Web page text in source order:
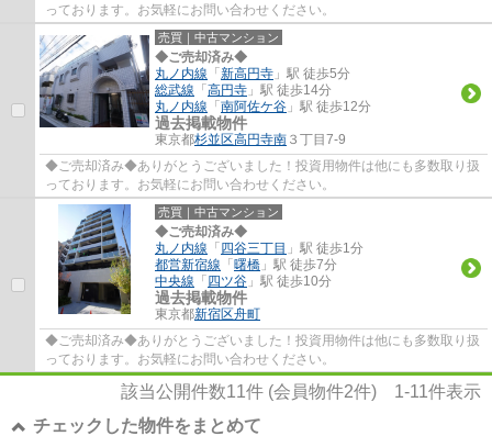
っております。お気軽にお問い合わせください。
売買｜中古マンション
◆ご売却済み◆
丸ノ内線 「新高円寺 」駅 徒歩5分
総武線 「高円寺 」駅 徒歩14分
丸ノ内線 「南阿佐ケ谷 」駅 徒歩12分
過去掲載物件
東京都杉並区高円寺南 ３丁目7-9
◆ご売却済み◆ありがとうございました！投資用物件は他にも多数取り扱
っております。お気軽にお問い合わせください。
売買｜中古マンション
◆ご売却済み◆
丸ノ内線 「四谷三丁目 」駅 徒歩1分
都営新宿線 「曙橋 」駅 徒歩7分
中央線 「四ツ谷 」駅 徒歩10分
過去掲載物件
東京都新宿区舟町
◆ご売却済み◆ありがとうございました！投資用物件は他にも多数取り扱
っております。お気軽にお問い合わせください。
該当公開件数11件 (会員物件2件) 1-11件表示
チェックした物件をまとめて